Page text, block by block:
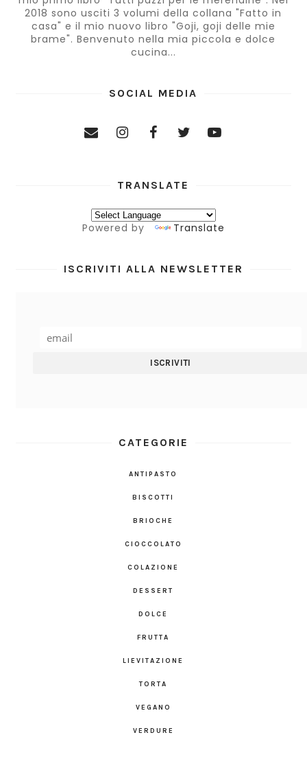
2018 sono usciti 3 volumi della collana "Fatto in
casa" e il mio nuovo libro "Goji, goji delle mie
brame". Benvenuto nella mia piccola e dolce
cucina...
SOCIAL MEDIA
TRANSLATE
Powered by Translate
ISCRIVITI ALLA NEWSLETTER
CATEGORIE
ANTIPASTO
BISCOTTI
BRIOCHE
CIOCCOLATO
COLAZIONE
DESSERT
DOLCE
FRUTTA
LIEVITAZIONE
TORTA
VEGANO
VERDURE